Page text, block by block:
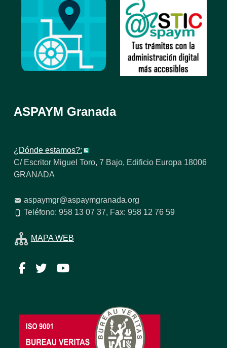
ASPAYM Granada
¿Dónde estamos?:
C/ Escritor Miguel Toro, 7 Bajo, Edificio Europa 18006
GRANADA
aspaymgr@aspaymgranada.org
Teléfono: 958 13 07 37, Fax: 958 12 76 59
MAPA WEB
Facebook
TwitterYouTube